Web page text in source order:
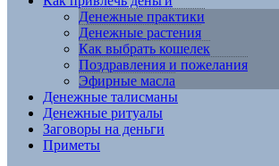
Денежные практики
Денежные растения
Как выбрать кошелек
Поздравления и пожелания
Эфирные масла
Денежные талисманы
Денежные ритуалы
Заговоры на деньги
Приметы